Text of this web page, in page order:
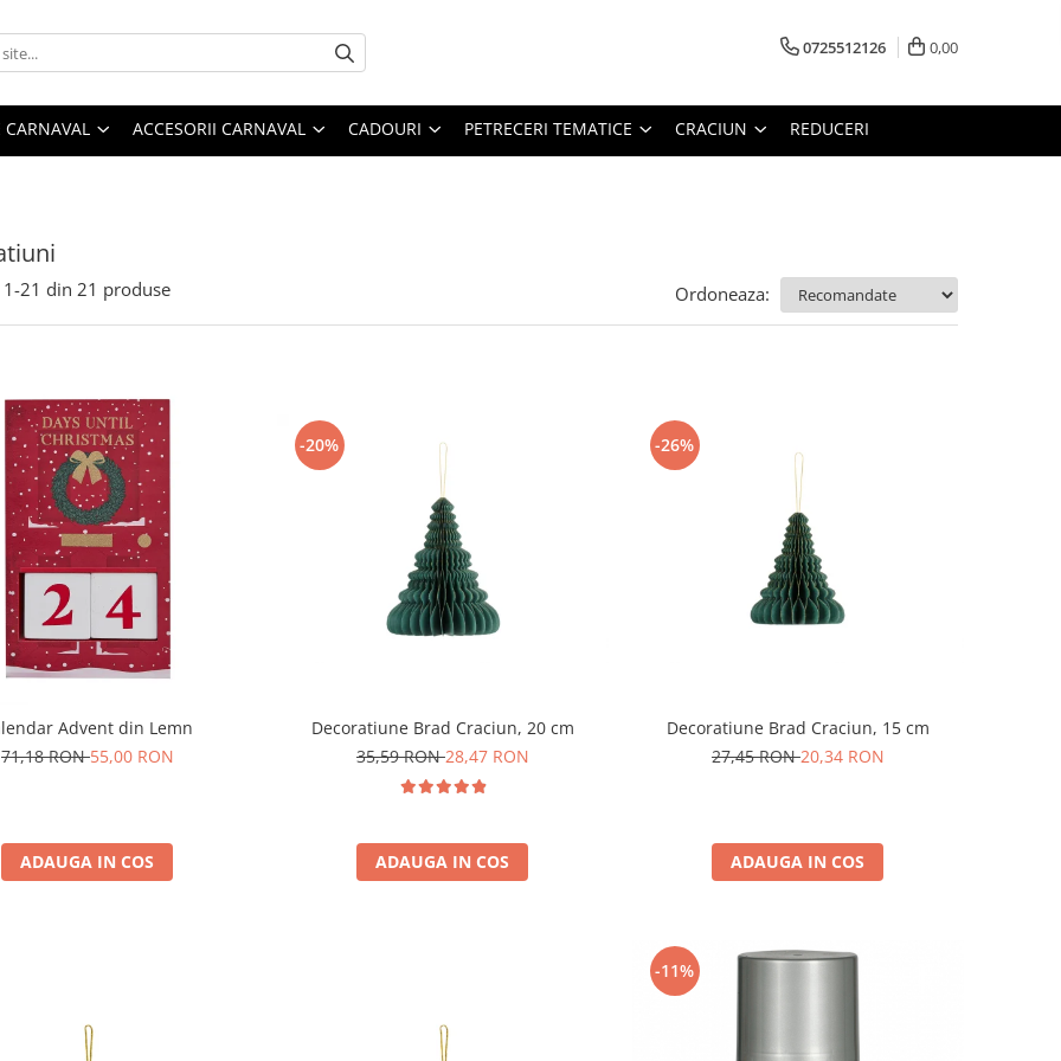
0725512126 0,00
ACCESORII CARNAVAL CADOURI PETRECERI TEMATICE CRACIUN REDUCERI
1-21 din 21 produse Ordoneaza:
Advent din Lemn
71,18 RON55,00 RON
ADAUGA IN COS
-20%
Decoratiune Brad Craciun, 20 cm
35,59 RON28,47 RON
ADAUGA IN COS
-26%
Decoratiune Brad Craciun, 15 cm
27,45 RON20,34 RON
ADAUGA IN COS
-11%